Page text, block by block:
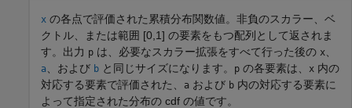
x の各点で評価された累積分布関数値。非負のスカラー、ベ
クトル、または範囲 [0,1] の要素をもつ配列として返されま
す。出力 p は、必要なスカラー拡張をすべて行った後の x
a 、および b と同じサイズになります。 p の各要素は、 x 内の
対応する要素で評価された、
a および b 内の対応する要素に
よって指定された分布の cdf の値です。